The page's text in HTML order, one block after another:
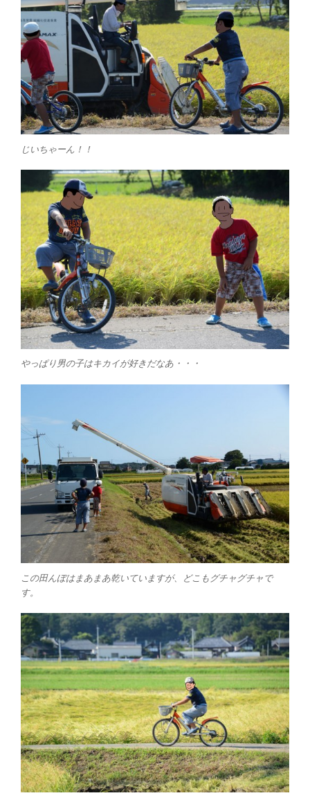
じいちゃーん！！
やっぱり男の子はキカイが好きだなあ・・・
この田んぼはまあまあ乾いていますが、どこもグチャグチャで
す。